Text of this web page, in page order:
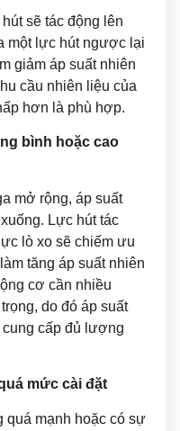
sẽ tác động lên
một lực hút ngược lại
giảm áp suất nhiên
cầu nhiên liệu của
hơn là phù hợp.
bình hoặc cao
mở rộng, áp suất
Lực hút tác
lò xo sẽ chiếm ưu
tăng áp suất nhiên
cơ cần nhiều
do đó áp suất
cấp đủ lượng
mức cài đặt
quá mạnh hoặc có sự